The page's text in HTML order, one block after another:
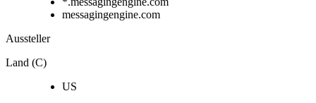
messagingengine.com
Aussteller
Land (C)
US